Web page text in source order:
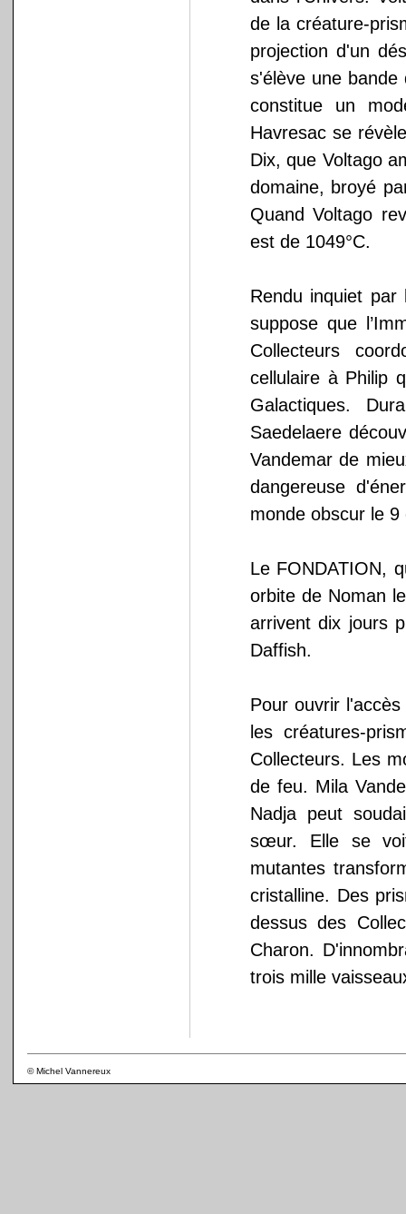
de la créature-
projection d'un
s'élève une bande
constitue un
Havresac se
Dix, que Voltago
domaine, broyé
Quand Voltago
est de 1049°C.
Rendu inquiet par
suppose que
Collecteurs
cellulaire à Philip
Galactiques.
Saedelaere
Vandemar de
dangereuse
monde obscur le
Le FONDATION,
orbite de Noman
arrivent dix jours
Daffish.
Pour ouvrir
les créatures-
Collecteurs. Les
de feu. Mila
Nadja peut
sœur. Elle se
mutantes
cristalline. Des
dessus des
Charon.
trois mille
© Michel Vannereux